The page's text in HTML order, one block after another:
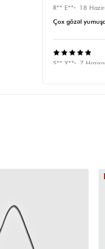
R** E**
18
Çox gözəl
S** Y**
7
güzel. Kargo